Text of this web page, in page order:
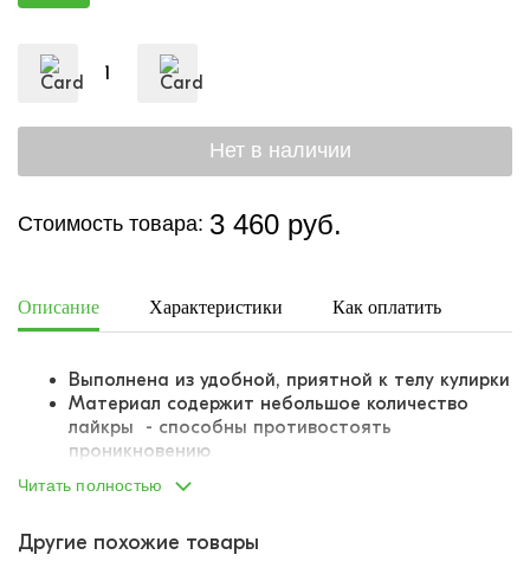
Стоимость товара: 3 460 руб.
Описание Характеристики Как оплатить
Выполнена из удобной, приятной к телу кулирки
Материал содержит небольшое количество
лайкры - способны противостоять
проникновению
Вискоза в составе хорошо поглощает влагу,
Рукава и низ обработаны подгибом
Читать полностью
Другие похожие товары